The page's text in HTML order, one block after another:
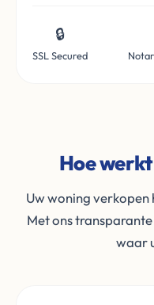
🔒
SSL Secured
Hoe
Uw woning
Met ons
waar